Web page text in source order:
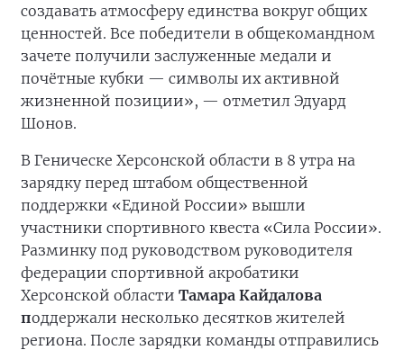
создавать атмосферу единства вокруг общих
ценностей. Все победители в общекомандном
зачете получили заслуженные медали и
почётные кубки — символы их активной
жизненной позиции», — отметил Эдуард
Шонов.
В Геническе Херсонской области в 8 утра на
зарядку перед штабом общественной
поддержки «Единой России» вышли
участники спортивного квеста «Сила России».
Разминку под руководством руководителя
федерации спортивной акробатики
Херсонской области Тамара Кайдалова
поддержали несколько десятков жителей
региона. После зарядки команды отправились